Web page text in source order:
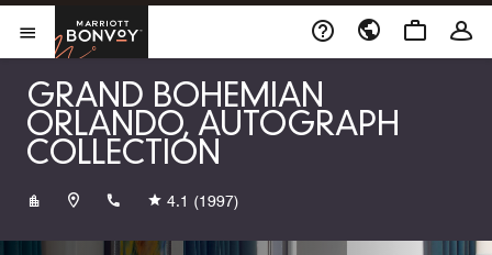
Skip to Content
Abrir el menú
Marriott Bonvoy
GRAND BOHEMIAN
ORLANDO, AUTOGRAPH
COLLECTION
+14073139000
4.1 (1997)